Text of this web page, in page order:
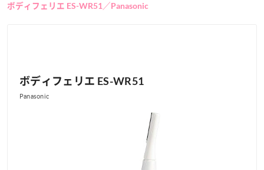
ボディフェリエ ES-WR51／Panasonic
ボディフェリエ ES-WR51
Panasonic